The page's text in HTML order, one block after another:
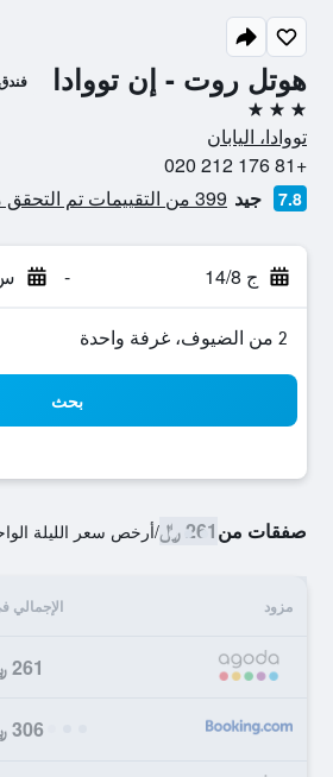
هوتل روت - إن تووادا
3 نجوم
تووادا، اليابان
+81 176 212 020
7.8 جيد 399 من التقييمات تم التحقق منها
ج 14/8 - س
2 من الضيوف، غرفة واحدة
بحث
صفقات من261 ﷼ /أرخص سعر الليلة
مزود الإجمالي
261 ﷼
306 ﷼